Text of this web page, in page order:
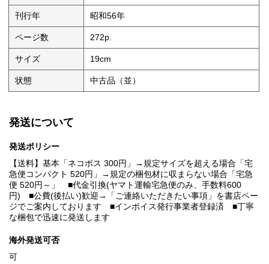
刊行年 昭和56年
ページ数 272p.
サイズ 19cm
状態 中古品（並）
発送について
発送ポリシー
【送料】基本「ネコポス 300円」→規定サイズを超える場合「宅
急便コンパクト 520円」→規定の梱包材に収まらない場合「宅急
便 520円～」 ■代金引換(ヤマト運輸宅急便のみ、手数料600
円) ■公費(後払い)歓迎→「ご連絡いただきたい事項」を書店ペー
ジでご案内しております ■インボイス発行事業者登録済 ■丁寧
な梱包で迅速に発送します
海外発送可否
可